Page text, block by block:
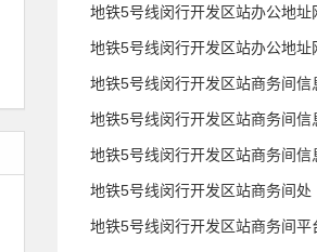
地铁5号线闵行开发区站办公地址
地铁5号线闵行开发区站办公地址
地铁5号线闵行开发区站商务间信
地铁5号线闵行开发区站商务间信
地铁5号线闵行开发区站商务间信
地铁5号线闵行开发区站商务间处
地铁5号线闵行开发区站商务间平